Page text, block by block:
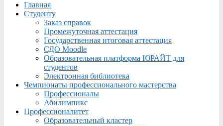
Menu
Главная
Студенту
Заказ справок
Промежуточная аттестация
Государственная итоговая аттестация
СДО Moodle
Образовательная платформа ЮРАЙТ для
студентов
Электронная библиотека
Чемпионаты профессионального мастерства
Профессионалы
Абилимпикс
Профессионалитет
Образовательный кластер